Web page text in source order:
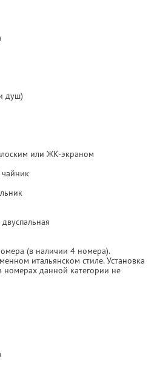
душ)
или ЖК-экраном
(в наличии 4 номера).
итальянском стиле. Установка
номерах данной категории не